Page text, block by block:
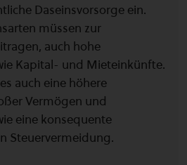
Daseinsvorsorge ein.
müssen zur
auch hohe
Kapital- und Mieteinkünfte.
auch eine höhere
Vermögen und
eine konsequente
Steuervermeidung.